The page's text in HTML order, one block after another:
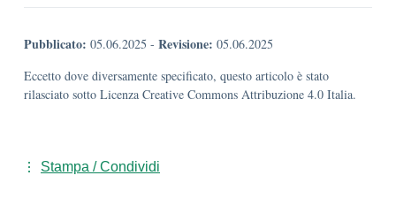
Pubblicato: 05.06.2025 - Revisione: 05.06.2025
Eccetto dove diversamente specificato, questo articolo è stato
rilasciato sotto Licenza Creative Commons Attribuzione 4.0 Italia.
Stampa / Condividi